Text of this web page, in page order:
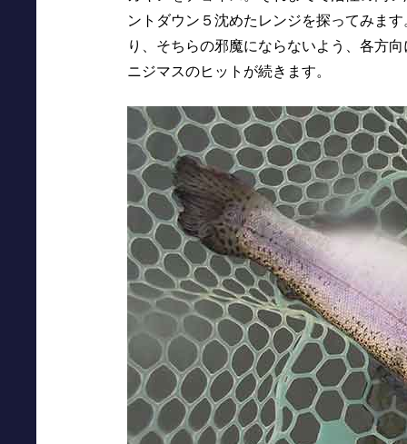
ントダウン５沈めたレンジを探ってみま
り、そちらの邪魔にならないよう、各方
ニジマスのヒットが続きます。